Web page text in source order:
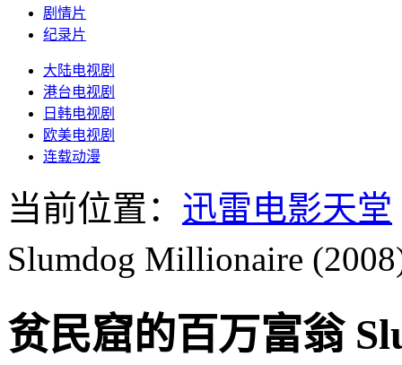
剧情片
纪录片
大陆电视剧
港台电视剧
日韩电视剧
欧美电视剧
连载动漫
当前位置： 迅雷电影天堂
Slumdog Millionaire
贫民窟的百万富翁